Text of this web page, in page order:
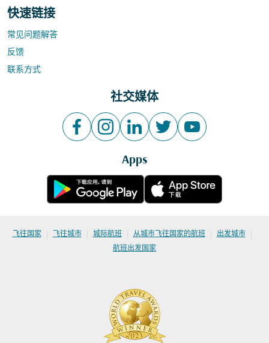
快速链接
常见问题解答
反馈
联系方式
社交媒体
Apps
飞往国家 | 飞往城市 | 城际航班 | 从城市飞往国家的航班 | 出发城市 |
航班出发国家